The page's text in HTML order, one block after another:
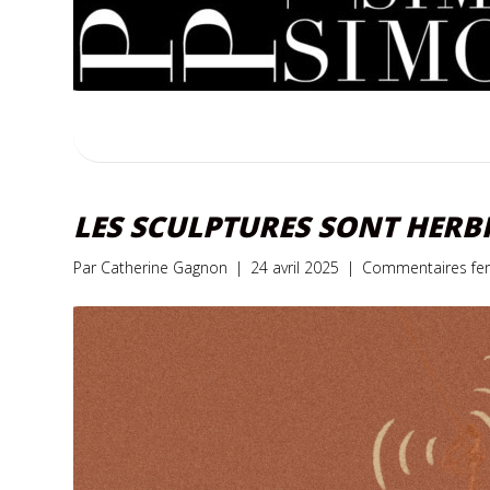
LES SCULPTURES SONT
Par Catherine Gagnon | 24 avril 2025 | Commentaires